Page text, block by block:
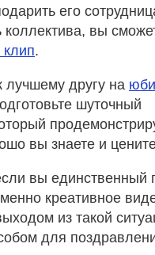
его
коллектива, вы
.
лучшему другу на
шуточный
вы знаете и
вы единственный
креативное
из такой
для